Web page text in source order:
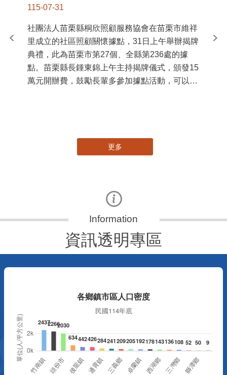
115-07-31
社團法人苗栗縣桐欣照顧服務協會在苗栗市維祥
里成立的社區照顧關懷據點，31日上午舉辦揭牌
典禮，此為苗栗市第27個、全縣第236處的據
點。苗栗縣長鍾東錦上午主持揭牌儀式，頒發15
萬元開辦費，鼓勵長輩多參加據點活動，可以更
苗
更多
資訊透明專區